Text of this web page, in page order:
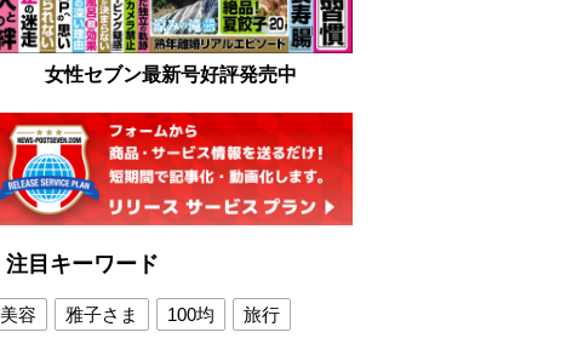
女性セブン最新号好評発売中
注目キーワード
美容 雅子さま 100均
旅行